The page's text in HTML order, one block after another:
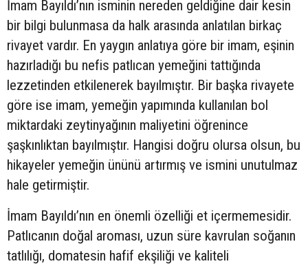
İmam Bayıldı’nın isminin nereden geldiğine dair kesin
bir bilgi bulunmasa da halk arasında anlatılan birkaç
rivayet vardır. En yaygın anlatıya göre bir imam, eşinin
hazırladığı bu nefis patlıcan yemeğini tattığında
lezzetinden etkilenerek bayılmıştır. Bir başka rivayete
göre ise imam, yemeğin yapımında kullanılan bol
miktardaki zeytinyağının maliyetini öğrenince
şaşkınlıktan bayılmıştır. Hangisi doğru olursa olsun, bu
hikayeler yemeğin ününü artırmış ve ismini unutulmaz
hale getirmiştir.
İmam Bayıldı’nın en önemli özelliği et içermemesidir.
Patlıcanın doğal aroması, uzun süre kavrulan soğanın
tatlılığı, domatesin hafif ekşiliği ve kaliteli